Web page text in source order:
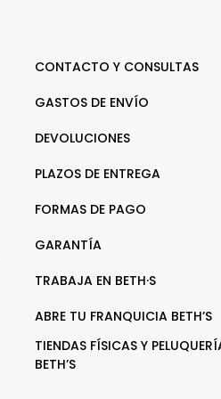
CONTACTO Y CONSULTAS
GASTOS DE ENVÍO
DEVOLUCIONES
PLAZOS DE ENTREGA
FORMAS DE PAGO
GARANTÍA
TRABAJA EN BETH·S
ABRE TU FRANQUICIA BETH’S
TIENDAS FÍSICAS Y
BETH’S